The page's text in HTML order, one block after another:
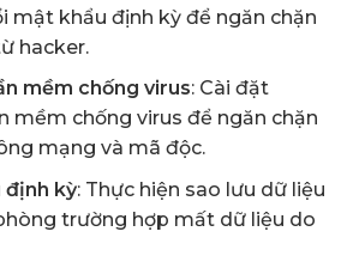
mật khẩu định kỳ để ngăn chặn
hacker.
mềm chống virus: Cài đặt
mềm chống virus để ngăn chặn
mạng và mã độc.
định kỳ: Thực hiện sao lưu dữ liệu
trường hợp mất dữ liệu do